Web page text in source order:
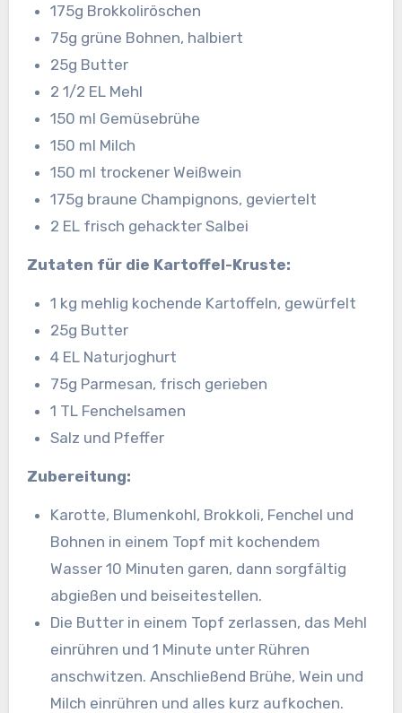
175g Brokkoliröschen
75g grüne Bohnen, halbiert
25g Butter
2 1/2 EL Mehl
150 ml Gemüsebrühe
150 ml Milch
150 ml trockener Weißwein
175g braune Champignons, geviertelt
2 EL frisch gehackter Salbei
Zutaten für die Kartoffel-Kruste:
1 kg mehlig kochende Kartoffeln, gewürfelt
25g Butter
4 EL Naturjoghurt
75g Parmesan, frisch gerieben
1 TL Fenchelsamen
Salz und Pfeffer
Zubereitung:
Karotte, Blumenkohl, Brokkoli, Fenchel und
Bohnen in einem Topf mit kochendem
Wasser 10 Minuten garen, dann sorgfältig
abgießen und beiseitestellen.
Die Butter in einem Topf zerlassen, das Mehl
einrühren und 1 Minute unter Rühren
anschwitzen. Anschließend Brühe, Wein und
Milch einrühren und alles kurz aufkochen.